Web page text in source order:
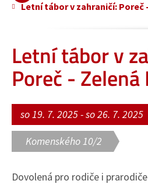
Letní tábor v zahraničí: Poreč
Letní tábor v
Poreč - Zelená
so 19. 7. 2025 - so 26. 7. 2025
Komenského 10/2
Dovolená pro rodiče i